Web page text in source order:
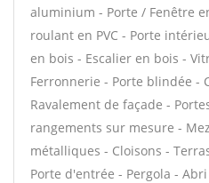
aluminium - Porte / Fenêtre
roulant en PVC - Porte
en bois - Escalier en bois -
Ferronnerie - Porte blindée -
Ravalement de façade -
rangements sur mesure -
métalliques - Cloisons -
Porte d'entrée - Pergola -